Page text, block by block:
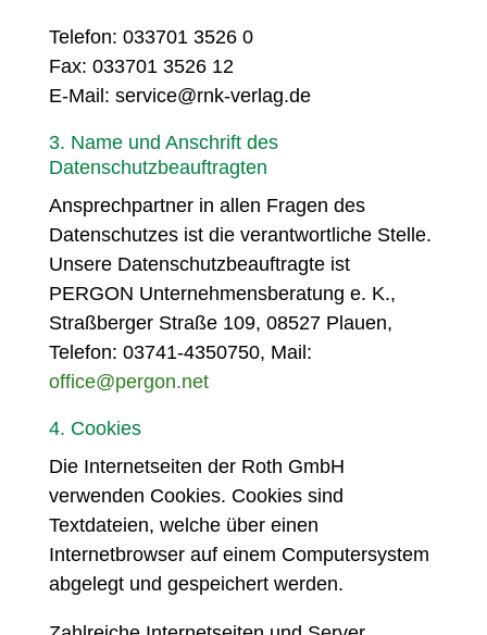
Telefon: 033701 3526 0
Fax: 033701 3526 12
E-Mail: service@rnk-verlag.de
3. Name und Anschrift des
Datenschutzbeauftragten
Ansprechpartner in allen Fragen des
Datenschutzes ist die verantwortliche Stelle.
Unsere Datenschutzbeauftragte ist
PERGON Unternehmensberatung e. K.,
Straßberger Straße 109, 08527 Plauen,
Telefon: 03741-4350750, Mail:
office@pergon.net
4. Cookies
Die Internetseiten der Roth GmbH
verwenden Cookies. Cookies sind
Textdateien, welche über einen
Internetbrowser auf einem Computersystem
abgelegt und gespeichert werden.